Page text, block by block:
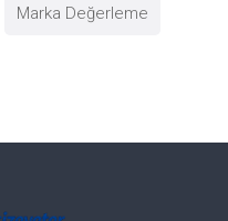
Marka Değerleme